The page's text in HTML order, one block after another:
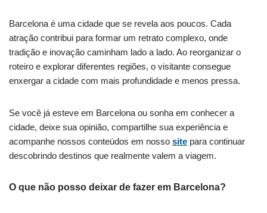
Barcelona é uma cidade que se revela aos poucos. Cada
atração contribui para formar um retrato complexo, onde
tradição e inovação caminham lado a lado. Ao reorganizar o
roteiro e explorar diferentes regiões, o visitante consegue
enxergar a cidade com mais profundidade e menos pressa.
Se você já esteve em Barcelona ou sonha em conhecer a
cidade, deixe sua opinião, compartilhe sua experiência e
acompanhe nossos conteúdos em nosso site para continuar
descobrindo destinos que realmente valem a viagem.
O que não posso deixar de fazer em Barcelona?